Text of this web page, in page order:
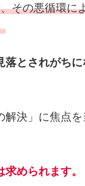
その悪循環に
落とされがち
決」に焦点
められます。